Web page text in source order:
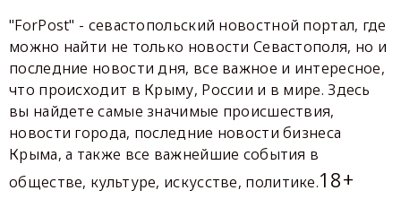
"ForPost" - севастопольский новостной портал, где
можно найти не только новости Севастополя, но и
последние новости дня, все важное и интересное,
что происходит в Крыму, России и в мире. Здесь
вы найдете самые значимые происшествия,
новости города, последние новости бизнеса
Крыма, а также все важнейшие события в
обществе, культуре, искусстве, политике.18+